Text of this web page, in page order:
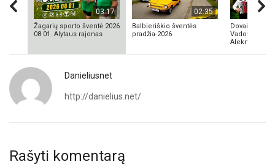
03:17
Žagarių sporto šventė 2026
08 01. Alytaus rajonas
02:35
Balbieriškio šventės
pradžia-2026
Dovainonių
Vadovas
Aleknavičius
Danieliusnet
http://danielius.net/
Rašyti komentarą